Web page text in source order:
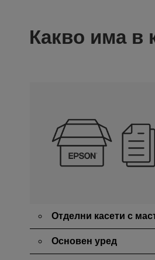
Какво има в
Отделни касети с
Основен уред